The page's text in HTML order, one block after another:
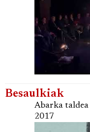
Besaulkiak
Abarka taldea
2017